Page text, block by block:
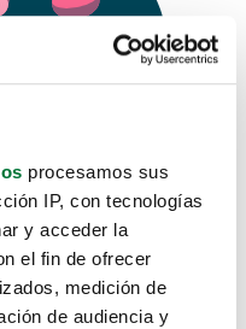
procesamos sus
IP, con tecnologías
y acceder la
el fin de ofrecer
medición de
de audiencia y
como
aquí.